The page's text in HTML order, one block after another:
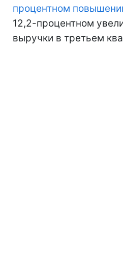
процентном
12,2-процентном
выручки в третьем